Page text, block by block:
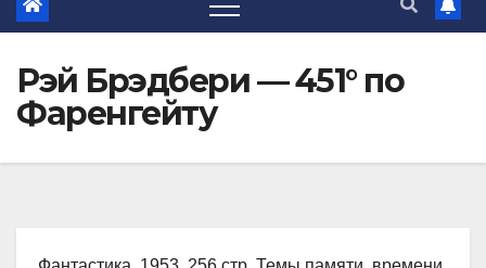
Рэй Брэдбери — 451° по
Фаренгейту